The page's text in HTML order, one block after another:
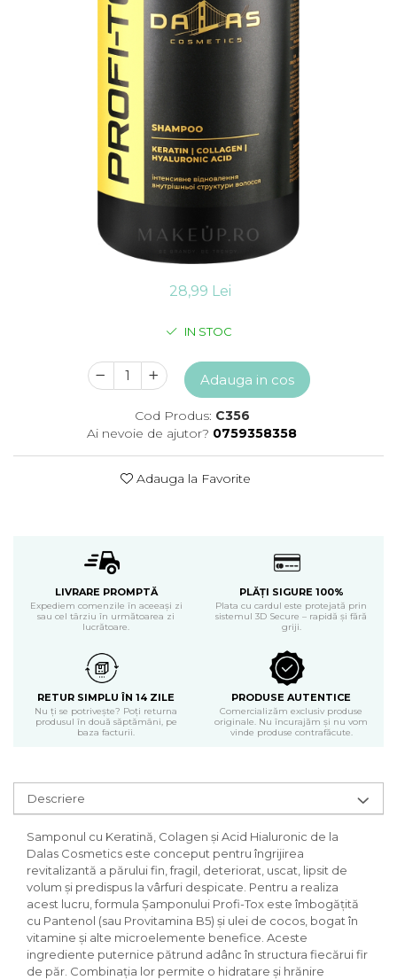
Solutii suprafete bucatarie
Prosoape de hartie si servetele
Bureti vase si lavete
Folii si pungi alimentare
Vesela de unica folosinta
intretinere masina spalat vase
Pungi congelator
Rezerve filtru Cafea
Produse curatenie baie
Solutii desfundat tevi
Hartie igienica
Produse curatenie casa
Solutie curatat geamuri
Solutie curatat mobila
Detergenti universani
Servetele umede antibacteriene
suprafete
Cristale Aspirator
Maturi, mopuri si galeti
Solutii Antimucegai
Manusi
Rezerva mop
cafetiere
Solutie curatare aparatura
electronica
Solutie multisuprafete
28,99 Lei
IN STOC
Adauga in cos
Cod Produs: C356
Ai nevoie de ajutor? 0759358358
Adauga la Favorite
LIVRARE PROMPTĂ
Expediem comenzile în aceeași zi
sau cel târziu în următoarea zi
lucrătoare.
PLĂȚI SIGURE 100%
Plata cu cardul este protejată prin
sistemul 3D Secure – rapidă și fără
griji.
RETUR SIMPLU ÎN 14 ZILE
Nu ți se potrivește? Poți returna
produsul în două săptămâni, pe
baza facturii.
PRODUSE AUTENTICE
Comercializăm exclusiv produse
originale. Nu încurajăm și nu vom
vinde produse contrafăcute.
Descriere
Samponul cu Keratină, Colagen și Acid Hialuronic de la
Dalas Cosmetics este conceput pentru îngrijirea
revitalizantă a părului fin, fragil, deteriorat, uscat, lipsit de
volum și predispus la vârfuri despicate. Pentru a realiza
acest lucru, formula Șamponului Profi-Tox este îmbogățită
cu Pantenol (sau Provitamina B5) și ulei de cocos, bogat în
vitamine și alte microelemente benefice. Aceste
ingrediente puternice pătrund adânc în structura fiecărui fir
de păr. Combinația lor permite o hidratare și hrănire